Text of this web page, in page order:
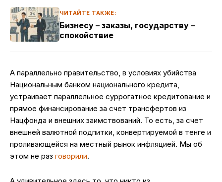
ЧИТАЙТЕ ТАКЖЕ:
Бизнесу – заказы, государству –
спокойствие
А параллельно правительство, в условиях убийства
Национальным банком национального кредита,
устраивает параллельное суррогатное кредитование и
прямое финансирование за счет трансфертов из
Нацфонда и внешних заимствований. То есть, за счет
внешней валютной подпитки, конвертируемой в тенге и
проливающейся на местный рынок инфляцией. Мы об
этом не раз говорили.